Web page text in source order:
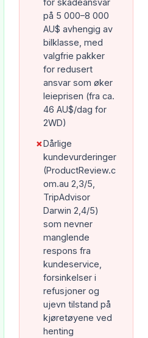
på 5 000–8 000
AU$ avhengig av
bilklasse, med
valgfrie pakker
for redusert
ansvar som øker
leieprisen (fra ca.
46 AU$/dag for
2WD)
✗Dårlige
kundevurderinger
(ProductReview.c
om.au 2,3/5,
TripAdvisor
Darwin 2,4/5)
som nevner
manglende
respons fra
kundeservice,
forsinkelser i
refusjoner og
ujevn tilstand på
kjøretøyene ved
henting